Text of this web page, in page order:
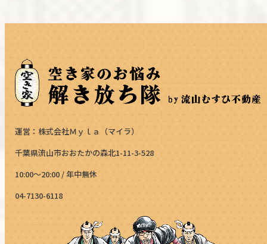
運営：株式会社Ｍｙｌａ（マイラ）
千葉県流山市おおたかの森北1-11-3-528
10:00～20:00 / 年中無休
04-7130-6118